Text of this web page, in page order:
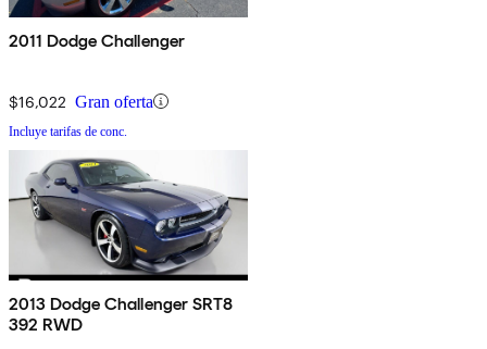
2011 Dodge Challenger
$16,022 Gran oferta
Incluye tarifas de conc.
2013 Dodge Challenger SRT8
392 RWD